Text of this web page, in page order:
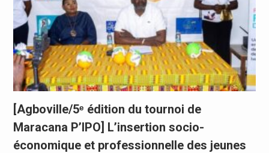
[Agboville/5ᵉ édition du tournoi de
Maracana P’IPO] L’insertion socio-
économique et professionnelle des jeunes